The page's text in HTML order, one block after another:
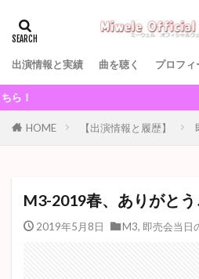
出演情報と実績 曲を聴く プロフィ
HOME 【出演情報と履歴】
M3-2019春、ありがとう
2019年5月8日 M3, 即売会当日